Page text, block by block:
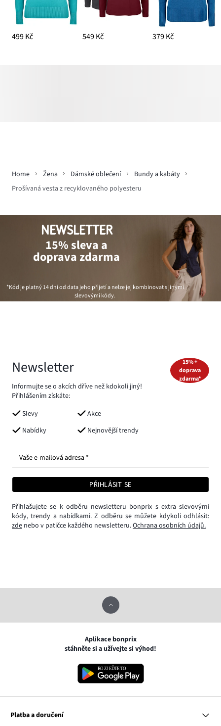
499 Kč 549 Kč 379 Kč
Home Žena Dámské oblečení
Bundy a kabáty
Prošívaná vesta z recyklovaného polyesteru
NEWSLETTER
15% sleva a
doprava zdarma
*Kód je platný 14 dní od data jeho přijetí a nelze jej kombinovat s jinými
slevovými kódy.
Newsletter
Informujte se o akcích dříve než kdokoli jiný!
Přihlášením získáte:
Slevy
Akce
Nabídky
Nejnovější trendy
15% +
doprava
zdarma*
Vaše e-mailová adresa *
PŘIHLÁSIT SE
Přihlašujete se k odběru newsletteru bonprix s extra slevovými
kódy, trendy a nabídkami. Z odběru se můžete kdykoli odhlásit:
zde nebo v patičce každého newsletteru.Ochrana osobních údajů.
Aplikace bonprix
stáhněte si a užívejte si výhod!
Platba a doručení